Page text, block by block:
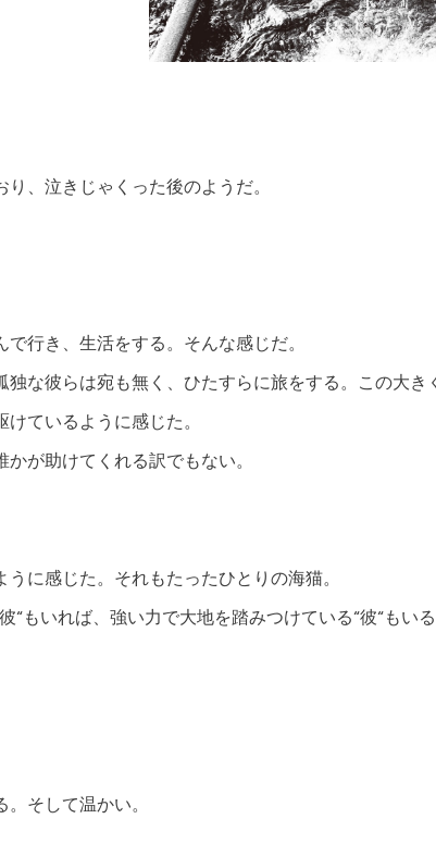
、泣きじゃくった後のようだ。
行き、生活をする。そんな感じだ。
な彼らは宛も無く、ひたすらに旅をする。この大き
ているように感じた。
が助けてくれる訳でもない。
に感じた。それもたったひとりの海猫。
“もいれば、強い力で大地を踏みつけている“彼“もい
そして温かい。